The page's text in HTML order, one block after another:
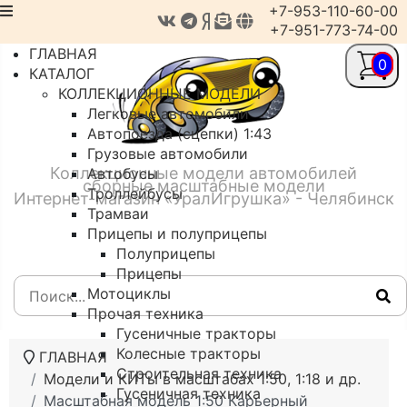
Коллекционные модели автомобилей
сборные масштабные модели
Интернет-магазин «УралИгрушка» - Челябинск
+7-953-110-60-00
+7-951-773-74-00
ГЛАВНАЯ
КАТАЛОГ
КОЛЛЕКЦИОННЫЕ МОДЕЛИ
Легковые автомобили
Автопоезда (сцепки) 1:43
Грузовые автомобили
Автобусы
Троллейбусы
Трамваи
Прицепы и полуприцепы
Полуприцепы
Прицепы
Мотоциклы
Прочая техника
Гусеничные тракторы
Колесные тракторы
Строительная техника
Гусеничная техника
ГЛАВНАЯ
Модели и КИТы в масштабах 1:50, 1:18 и др.
Масштабная модель 1:50 Карьерный
0